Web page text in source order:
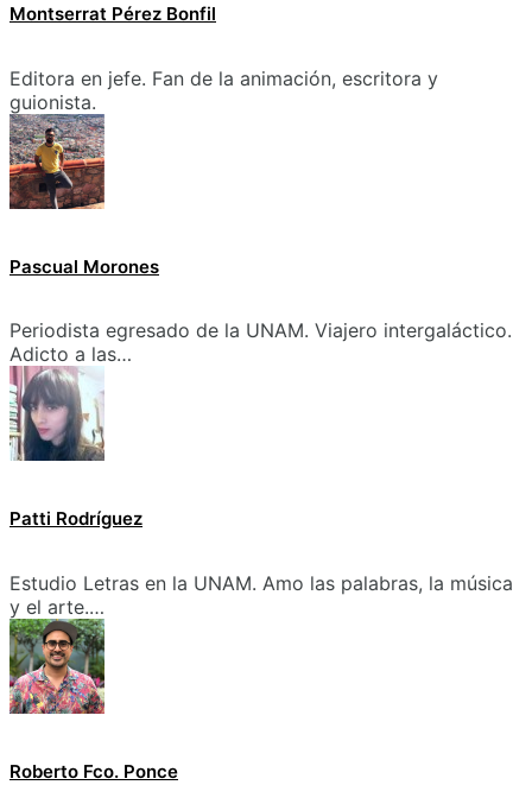
Montserrat Pérez Bonfil
Editora en jefe. Fan de la animación, escritora y
guionista.
Pascual Morones
Periodista egresado de la UNAM. Viajero intergaláctico.
Adicto a las…
Patti Rodríguez
Estudio Letras en la UNAM. Amo las palabras, la música
y el arte.…
Roberto Fco. Ponce